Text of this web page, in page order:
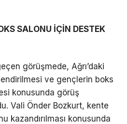
SALONU İÇİN DESTEK
görüşmede, Ağrı’daki
ve gençlerin boks
konusunda görüş
Vali Önder Bozkurt, kente
kazandırılması konusunda